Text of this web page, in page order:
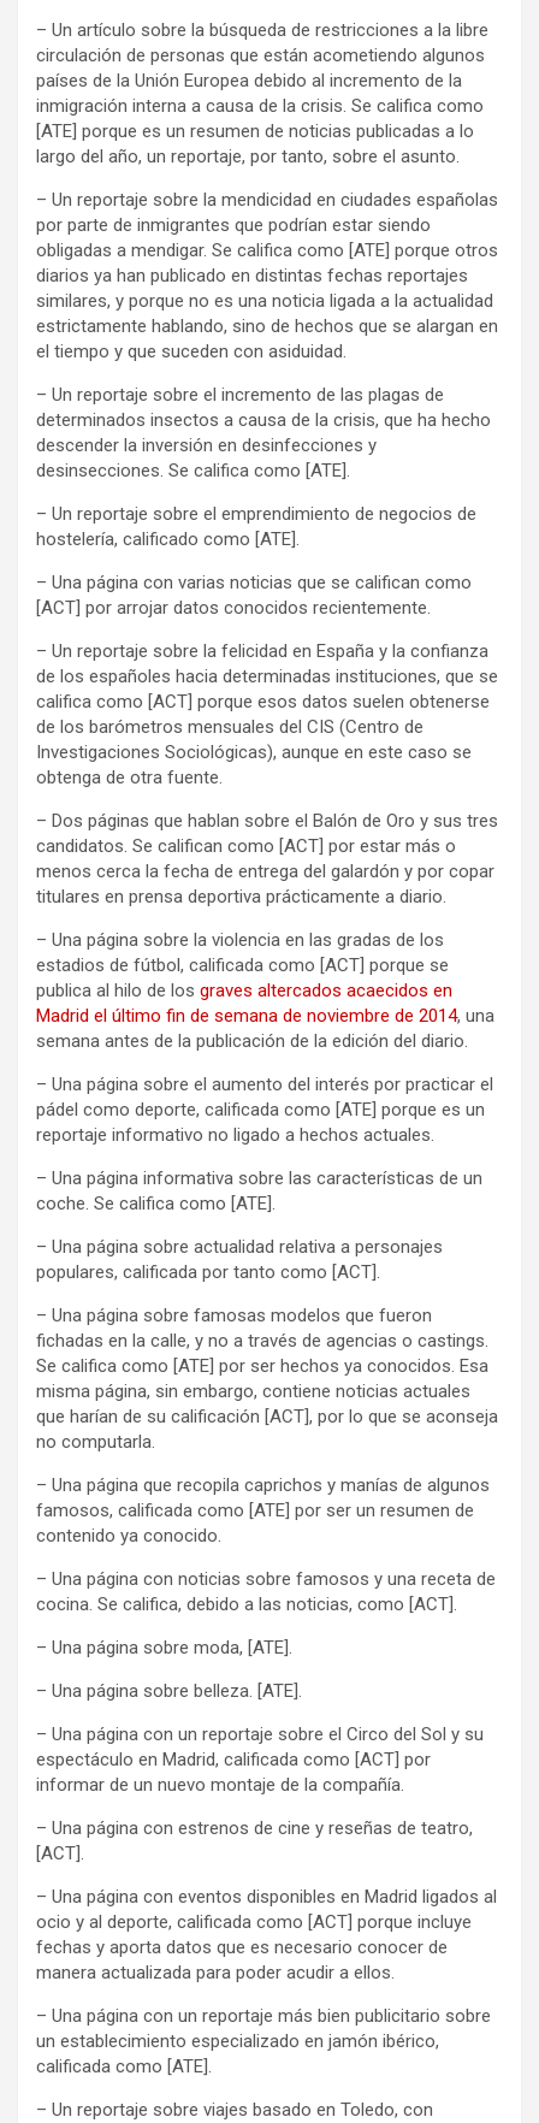
– Un artículo sobre la búsqueda de restricciones a la libre
circulación de personas que están acometiendo algunos
países de la Unión Europea debido al incremento de la
inmigración interna a causa de la crisis. Se califica como
[ATE] porque es un resumen de noticias publicadas a lo
largo del año, un reportaje, por tanto, sobre el asunto.
– Un reportaje sobre la mendicidad en ciudades españolas
por parte de inmigrantes que podrían estar siendo
obligadas a mendigar. Se califica como [ATE] porque otros
diarios ya han publicado en distintas fechas reportajes
similares, y porque no es una noticia ligada a la actualidad
estrictamente hablando, sino de hechos que se alargan en
el tiempo y que suceden con asiduidad.
– Un reportaje sobre el incremento de las plagas de
determinados insectos a causa de la crisis, que ha hecho
descender la inversión en desinfecciones y
desinsecciones. Se califica como [ATE].
– Un reportaje sobre el emprendimiento de negocios de
hostelería, calificado como [ATE].
– Una página con varias noticias que se califican como
[ACT] por arrojar datos conocidos recientemente.
– Un reportaje sobre la felicidad en España y la confianza
de los españoles hacia determinadas instituciones, que se
califica como [ACT] porque esos datos suelen obtenerse
de los barómetros mensuales del CIS (Centro de
Investigaciones Sociológicas), aunque en este caso se
obtenga de otra fuente.
– Dos páginas que hablan sobre el Balón de Oro y sus tres
candidatos. Se califican como [ACT] por estar más o
menos cerca la fecha de entrega del galardón y por copar
titulares en prensa deportiva prácticamente a diario.
– Una página sobre la violencia en las gradas de los
estadios de fútbol, calificada como [ACT] porque se
publica al hilo de los graves altercados acaecidos en
Madrid el último fin de semana de noviembre de 2014, una
semana antes de la publicación de la edición del diario.
– Una página sobre el aumento del interés por practicar el
pádel como deporte, calificada como [ATE] porque es un
reportaje informativo no ligado a hechos actuales.
– Una página informativa sobre las características de un
coche. Se califica como [ATE].
– Una página sobre actualidad relativa a personajes
populares, calificada por tanto como [ACT].
– Una página sobre famosas modelos que fueron
fichadas en la calle, y no a través de agencias o castings.
Se califica como [ATE] por ser hechos ya conocidos. Esa
misma página, sin embargo, contiene noticias actuales
que harían de su calificación [ACT], por lo que se aconseja
no computarla.
– Una página que recopila caprichos y manías de algunos
famosos, calificada como [ATE] por ser un resumen de
contenido ya conocido.
– Una página con noticias sobre famosos y una receta de
cocina. Se califica, debido a las noticias, como [ACT].
– Una página sobre moda, [ATE].
– Una página sobre belleza. [ATE].
– Una página con un reportaje sobre el Circo del Sol y su
espectáculo en Madrid, calificada como [ACT] por
informar de un nuevo montaje de la compañía.
– Una página con estrenos de cine y reseñas de teatro,
[ACT].
– Una página con eventos disponibles en Madrid ligados al
ocio y al deporte, calificada como [ACT] porque incluye
fechas y aporta datos que es necesario conocer de
manera actualizada para poder acudir a ellos.
– Una página con un reportaje más bien publicitario sobre
un establecimiento especializado en jamón ibérico,
calificada como [ATE].
– Un reportaje sobre viajes basado en Toledo, con